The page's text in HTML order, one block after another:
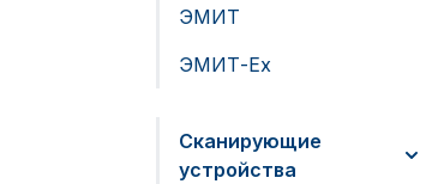
ЭМИТ
ЭМИТ-Ex
Сканирующие
устройства